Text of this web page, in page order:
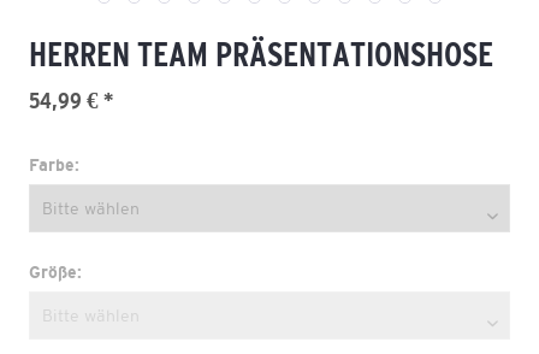
HERREN TEAM PRÄSENTATIONSHOSE
54,99 € *
Farbe:
Größe: